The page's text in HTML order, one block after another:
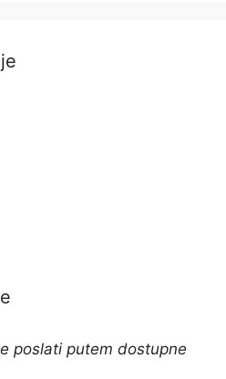
poslati putem dostupne